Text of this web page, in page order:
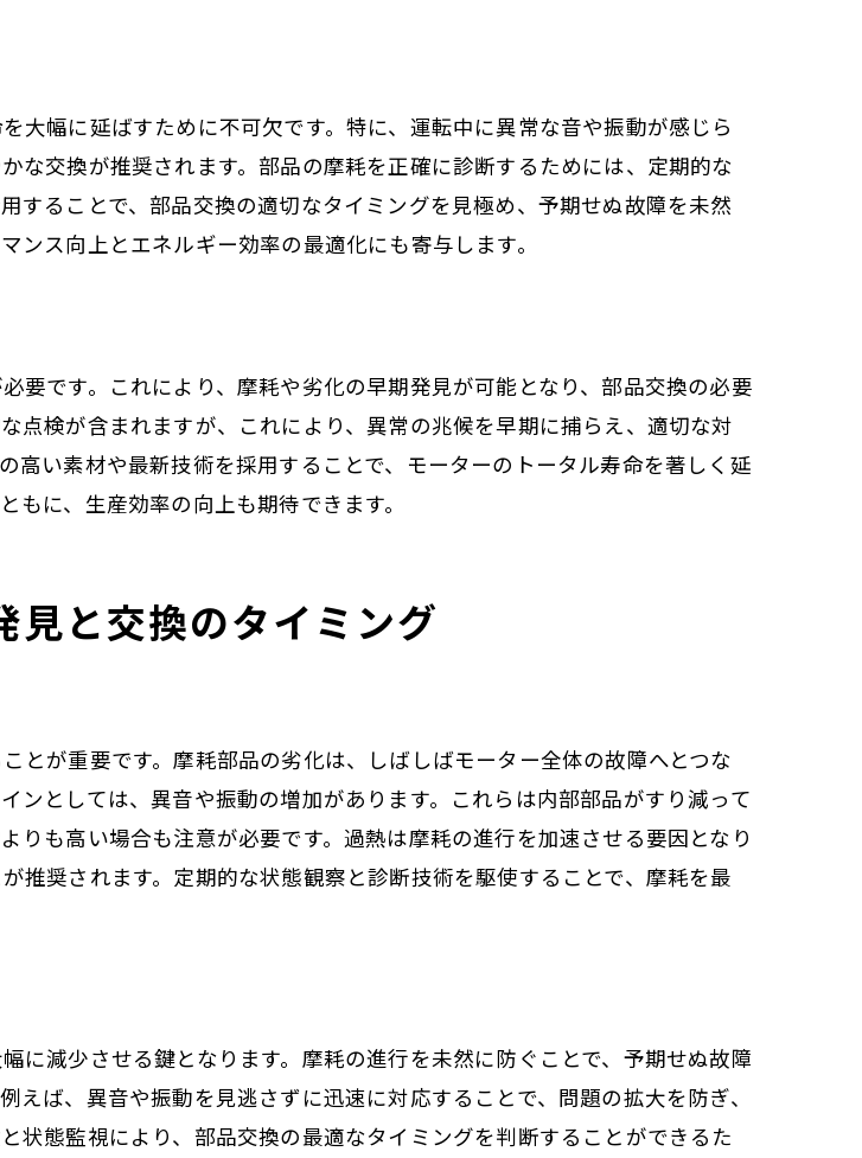
部品選択ガイド
モニタリング方法
の交換頻度とタイミング
寿命に与える影響
大化するための交換技術
交換方法
ための戦略
のための部品選定
削減の実例
維持のバランス
寿命を実現するために
ための交換プラン
換手法の導入
の相乗効果
識した交換戦略の立案
大幅に延ばすために不可欠です。特に、運転中に異常な音や振動が感じら
な交換が推奨されます。部品の摩耗を正確に診断するためには、定期的な
することで、部品交換の適切なタイミングを見極め、予期せぬ故障を未然
ス向上とエネルギー効率の最適化にも寄与します。
要です。これにより、摩耗や劣化の早期発見が可能となり、部品交換の必要
点検が含まれますが、これにより、異常の兆候を早期に捕らえ、適切な対
高い素材や最新技術を採用することで、モーターのトータル寿命を著しく延
に、生産効率の向上も期待できます。
見と交換のタイミング
とが重要です。摩耗部品の劣化は、しばしばモーター全体の故障へとつな
ンとしては、異音や振動の増加があります。これらは内部部品がすり減って
りも高い場合も注意が必要です。過熱は摩耗の進行を加速させる要因となり
推奨されます。定期的な状態観察と診断技術を駆使することで、摩耗を最
に減少させる鍵となります。摩耗の進行を未然に防ぐことで、予期せぬ故障
ば、異音や振動を見逃さずに迅速に対応することで、問題の拡大を防ぎ、
状態監視により、部品交換の最適なタイミングを判断することができるた